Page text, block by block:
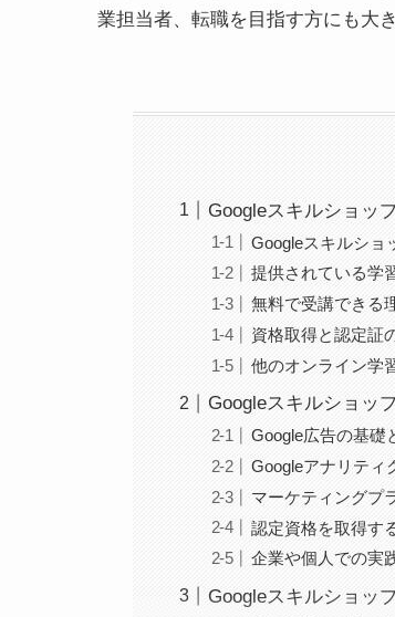
業担当者、転職を目指す方にも大
Googleスキルショッ
Googleスキルショ
提供されている学
無料で受講できる
資格取得と認定証
他のオンライン学
Googleスキルショッ
Google広告の基礎
Googleアナリティ
マーケティングプ
認定資格を取得す
企業や個人での実
Googleスキルショッ